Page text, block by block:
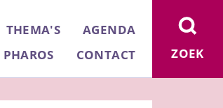
ZOEK
THEMA'S
AGENDA
PHAROS CONTACT